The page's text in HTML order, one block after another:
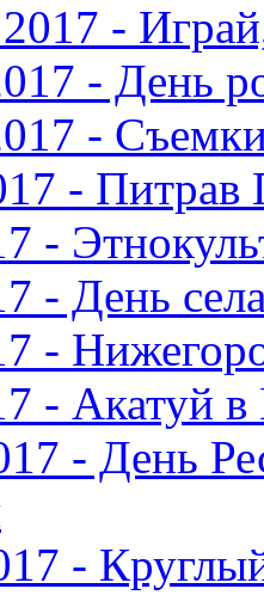
2017 -
- День
-
- Питрав
-
- День
-
- Акатуй
- День
-